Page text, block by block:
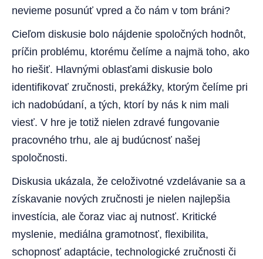
nevieme posunúť vpred a čo nám v tom bráni?
Cieľom diskusie bolo nájdenie spoločných hodnôt,
príčin problému, ktorému čelíme a najmä toho, ako
ho riešiť. Hlavnými oblasťami diskusie bolo
identifikovať zručnosti, prekážky, ktorým čelíme pri
ich nadobúdaní, a tých, ktorí by nás k nim mali
viesť. V hre je totiž nielen zdravé fungovanie
pracovného trhu, ale aj budúcnosť našej
spoločnosti.
Diskusia ukázala, že celoživotné vzdelávanie sa a
získavanie nových zručnosti je nielen najlepšia
investícia, ale čoraz viac aj nutnosť. Kritické
myslenie, mediálna gramotnosť, flexibilita,
schopnosť adaptácie, technologické zručnosti či